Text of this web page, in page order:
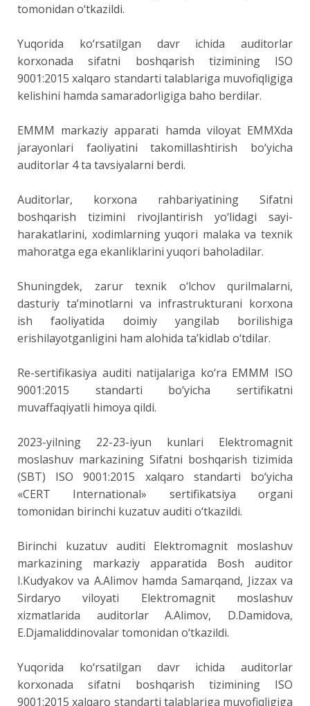
tomonidan o‘tkazildi.
Yuqorida ko‘rsatilgan davr ichida auditorlar
korxonada sifatni boshqarish tizimining ISO
9001:2015 xalqaro standarti talablariga muvofiqligiga
kelishini hamda samaradorligiga baho berdilar.
EMMM markaziy apparati hamda viloyat EMMXda
jarayonlari faoliyatini takomillashtirish bo‘yicha
auditorlar 4 ta tavsiyalarni berdi.
Auditorlar, korxona rahbariyatining Sifatni
boshqarish tizimini rivojlantirish yo‘lidagi sayi-
harakatlarini, xodimlarning yuqori malaka va texnik
mahoratga ega ekanliklarini yuqori baholadilar.
Shuningdek, zarur texnik o‘lchov qurilmalarni,
dasturiy ta’minotlarni va infrastrukturani korxona
ish faoliyatida doimiy yangilab borilishiga
erishilayotganligini ham alohida ta’kidlab o‘tdilar.
Re-sertifikasiya auditi natijalariga ko‘ra EMMM ISO
9001:2015 standarti bo‘yicha sertifikatni
muvaffaqiyatli himoya qildi.
2023-yilning 22-23-iyun kunlari Elektromagnit
moslashuv markazining Sifatni boshqarish tizimida
(SBT) ISO 9001:2015 xalqaro standarti bo‘yicha
«CERT International» sertifikatsiya organi
tomonidan birinchi kuzatuv auditi o‘tkazildi.
Birinchi kuzatuv auditi Elektromagnit moslashuv
markazining markaziy apparatida Bosh auditor
I.Kudyakov va A.Alimov hamda Samarqand, Jizzax va
Sirdaryo viloyati Elektromagnit moslashuv
xizmatlarida auditorlar A.Alimov, D.Damidova,
E.Djamaliddinovalar tomonidan o‘tkazildi.
Yuqorida ko‘rsatilgan davr ichida auditorlar
korxonada sifatni boshqarish tizimining ISO
9001:2015 xalqaro standarti talablariga muvofiqligiga